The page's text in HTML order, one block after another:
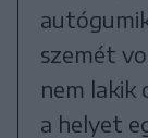
szemét
nem
a helyet